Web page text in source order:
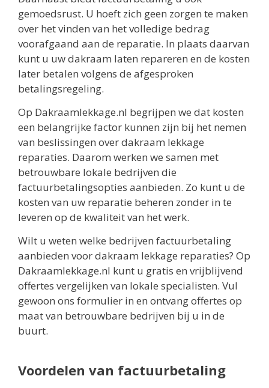
gemoedsrust. U hoeft zich geen zorgen te maken
over het vinden van het volledige bedrag
voorafgaand aan de reparatie. In plaats daarvan
kunt u uw dakraam laten repareren en de kosten
later betalen volgens de afgesproken
betalingsregeling.
Op Dakraamlekkage.nl begrijpen we dat kosten
een belangrijke factor kunnen zijn bij het nemen
van beslissingen over dakraam lekkage
reparaties. Daarom werken we samen met
betrouwbare lokale bedrijven die
factuurbetalingsopties aanbieden. Zo kunt u de
kosten van uw reparatie beheren zonder in te
leveren op de kwaliteit van het werk.
Wilt u weten welke bedrijven factuurbetaling
aanbieden voor dakraam lekkage reparaties? Op
Dakraamlekkage.nl kunt u gratis en vrijblijvend
offertes vergelijken van lokale specialisten. Vul
gewoon ons formulier in en ontvang offertes op
maat van betrouwbare bedrijven bij u in de
buurt.
Voordelen van factuurbetaling